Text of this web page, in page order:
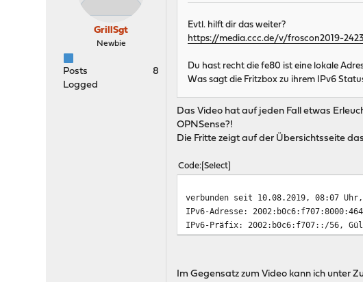
GrillSgt
Newbie
Posts
8
Logged
Evtl. hilft dir das weiter?
https://media.ccc.de/v/froscon2019-
Du hast recht die fe80 ist eine lokale
Was sagt die Fritzbox zu ihrem IPv6
Das Video hat auf jeden Fall etwas
OPNSense?!
Die Fritte zeigt auf der Übersichtsseite
Code Select
verbunden seit 10.08.2019, 08:07 Uhr,
IPv6-Adresse:
IPv6-Präfix: 2002:b0c6:f707::/56,
Im Gegensatz zum Video kann ich unter